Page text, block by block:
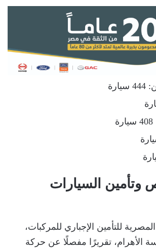
وتأمين السيارات
للتأمين الإجباري للمركبات،
الأهرام، تقريرًا مفصلًا عن حركة